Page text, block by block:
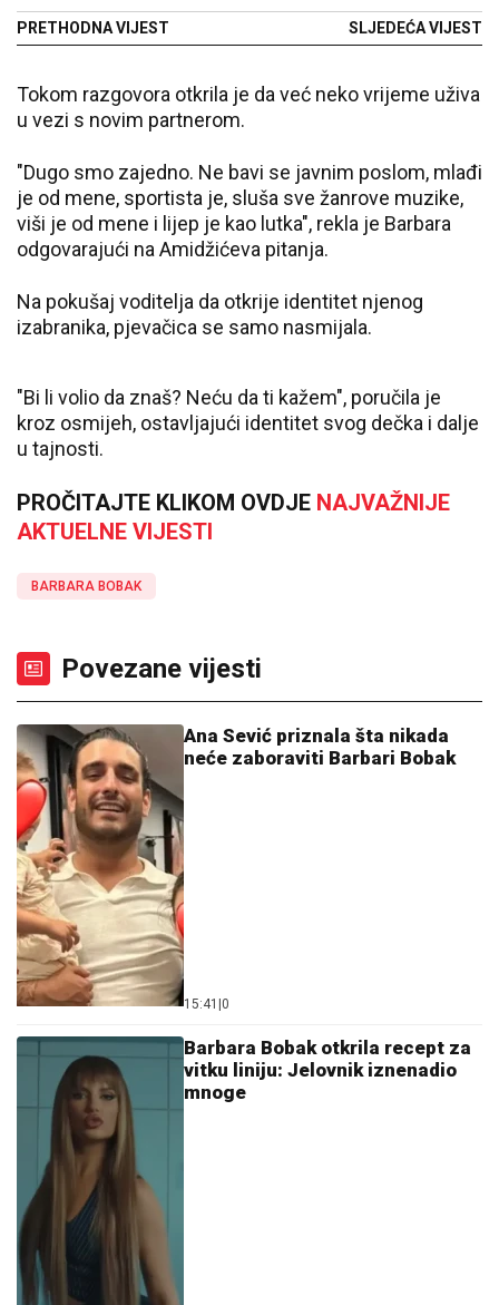
PRETHODNA VIJEST SLJEDEĆA VIJEST
Tokom razgovora otkrila je da već neko vrijeme uživa
u vezi s novim partnerom.
"Dugo smo zajedno. Ne bavi se javnim poslom, mlađi
je od mene, sportista je, sluša sve žanrove muzike,
viši je od mene i lijep je kao lutka", rekla je Barbara
odgovarajući na Amidžićeva pitanja.
Na pokušaj voditelja da otkrije identitet njenog
izabranika, pjevačica se samo nasmijala.
"Bi li volio da znaš? Neću da ti kažem", poručila je
kroz osmijeh, ostavljajući identitet svog dečka i dalje
u tajnosti.
PROČITAJTE KLIKOM OVDJE NAJVAŽNIJE
AKTUELNE VIJESTI
BARBARA BOBAK
Povezane vijesti
Ana Sević priznala šta nikada
neće zaboraviti Barbari Bobak
15:41 0
Barbara Bobak otkrila recept za
vitku liniju: Jelovnik iznenadio
mnoge